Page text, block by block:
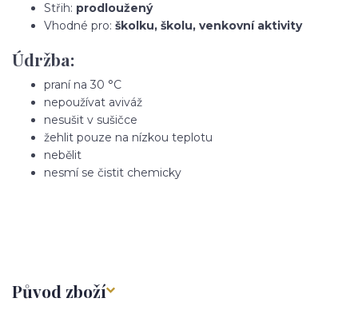
Střih: prodloužený
Vhodné pro: školku, školu, venkovní aktivity
Údržba:
praní na 30 °C
nepoužívat aviváž
nesušit v sušičce
žehlit pouze na nízkou teplotu
nebělit
nesmí se čistit chemicky
Původ zboží